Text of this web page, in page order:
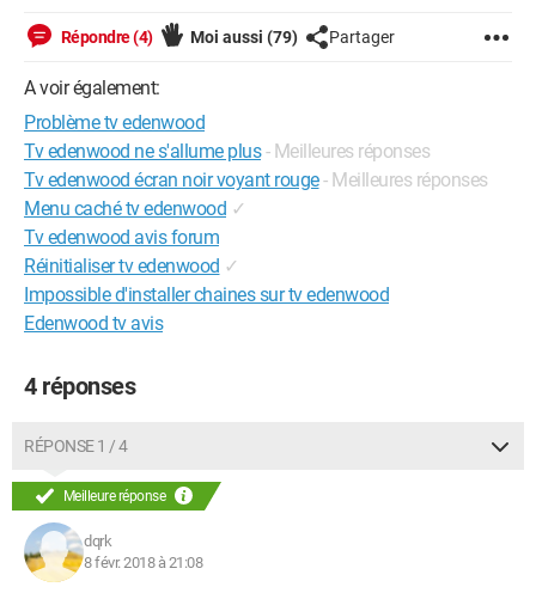
Répondre (4) Moi aussi (79) Partager
A voir également:
Problème tv edenwood
Tv edenwood ne s'allume plus - Meilleures réponses
Tv edenwood écran noir voyant rouge- Meilleures réponses
Menu caché tv edenwood ✓
Tv edenwood avis forum
Réinitialiser tv edenwood ✓
Impossible d'installer chaines sur tv edenwood
Edenwood tv avis
4 réponses
RÉPONSE 1 / 4
Meilleure réponse
dqrk
8 févr. 2018 à 21:08